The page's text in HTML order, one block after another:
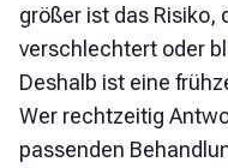
größer ist das Risiko,
verschlechtert oder
Deshalb ist eine
Wer rechtzeitig
passenden